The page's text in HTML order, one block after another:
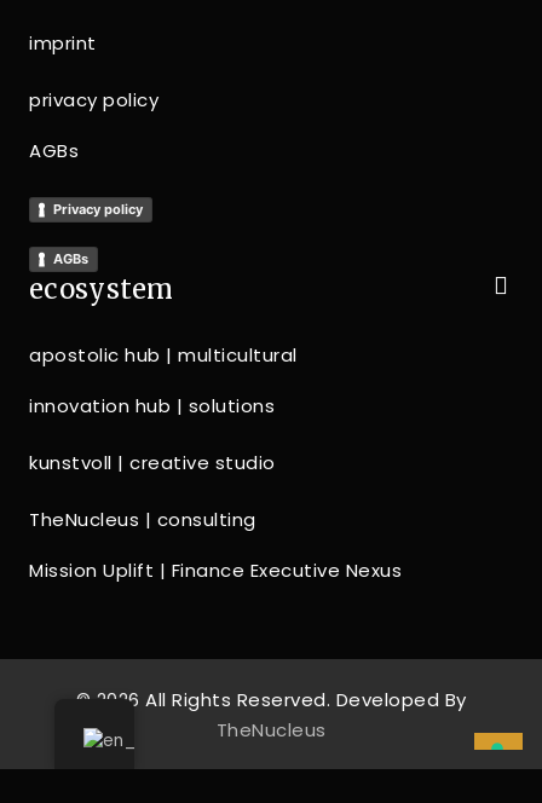
imprint
privacy policy
AGBs
Privacy policy
AGBs
ecosystem
apostolic hub | multicultural
innovation hub | solutions
kunstvoll | creative studio
TheNucleus | consulting
Mission Uplift | Finance Executive Nexus
© 2026 All Rights Reserved. Developed By
TheNucleus